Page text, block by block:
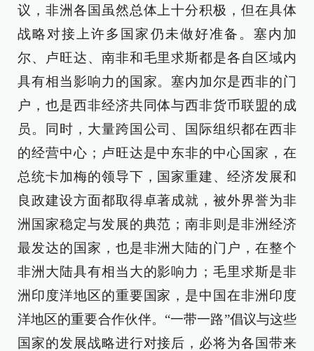
议，非洲各国虽然总体上十分积极，但在具体
战略对接上许多国家仍未做好准备。塞内加
尔、卢旺达、南非和毛里求斯都是各自区域内
具有相当影响力的国家。塞内加尔是西非的门
户，也是西非经济共同体与西非货币联盟的成
员。同时，大量跨国公司、国际组织都在西非
的经营中心；卢旺达是中东非的中心国家，在
总统卡加梅的领导下，国家重建、经济发展和
良政建设方面都取得卓著成就，被外界誉为非
洲国家稳定与发展的典范；南非则是非洲经济
最发达的国家，也是非洲大陆的门户，在整个
非洲大陆具有相当大的影响力；毛里求斯是非
洲印度洋地区的重要国家，是中国在非洲印度
洋地区的重要合作伙伴。“一带一路”倡议与这些
国家的发展战略进行对接后，必将为各国带来